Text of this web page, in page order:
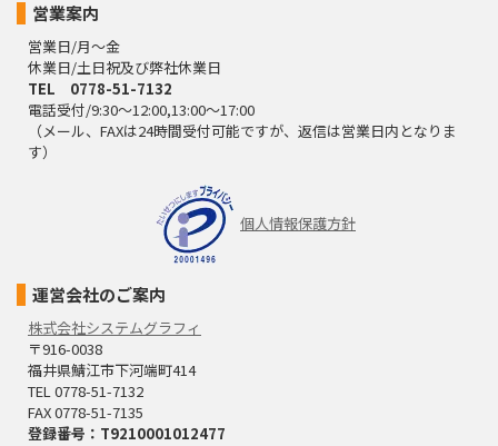
営業案内
営業日/月～金
休業日/土日祝及び弊社休業日
TEL 0778-51-7132
電話受付/9:30～12:00,13:00～17:00
（メール、FAXは24時間受付可能ですが、返信は営業日内となりま
す）
個人情報保護方針
運営会社のご案内
株式会社システムグラフィ
〒916-0038
福井県鯖江市下河端町414
TEL 0778-51-7132
FAX 0778-51-7135
登録番号：T9210001012477